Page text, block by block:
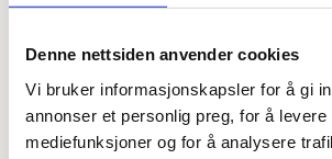
Denne nettsiden anvender cookies
Vi bruker informasjonskapsler for å gi
annonser et personlig preg, for å levere
mediefunksjoner og for å analysere
75 gramHavremel
1/2 ts vaniljesukker
2 ts bakepulver
1/2 ts salt
1/2 ts kardemomme